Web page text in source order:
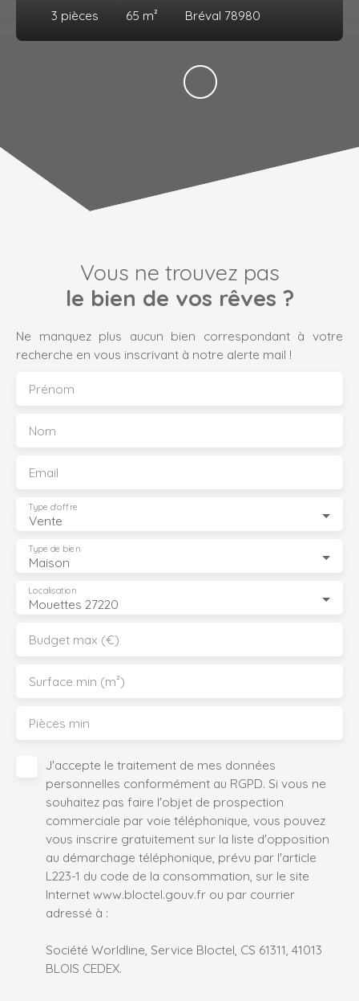
3 pièces 65 m² Bréval 78980
Vous ne trouvez pas
le bien de vos rêves ?
Ne manquez plus aucun bien correspondant à votre
recherche en vous inscrivant à notre alerte mail !
Prénom
Nom
Email
Vente
Type d'offre
Maison
Type de bien
Mouettes 27220
Localisation
Budget max (€)
Surface min (m²)
Pièces min
J'accepte le traitement de mes données
personnelles conformément au RGPD. Si vous ne
souhaitez pas faire l'objet de prospection
commerciale par voie téléphonique, vous pouvez
vous inscrire gratuitement sur la liste d'opposition
au démarchage téléphonique, prévu par l'article
L223-1 du code de la consommation, sur le site
Internet www.bloctel.gouv.fr ou par courrier
adressé à :
Société Worldline, Service Bloctel, CS 61311, 41013
BLOIS CEDEX.